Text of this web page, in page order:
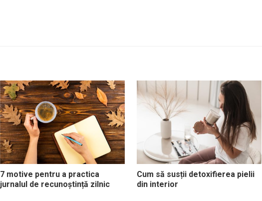
7 motive pentru a practica
jurnalul de recunoștință zilnic
Cum să susții detoxifierea pielii
din interior